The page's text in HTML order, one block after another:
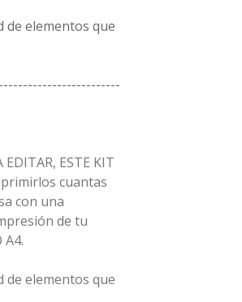
de elementos que
EDITAR, ESTE KIT
cuantas
con una
de tu
de elementos que